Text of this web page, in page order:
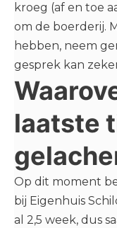
kroeg (af en toe
om de boerderij.
hebben, neem
gesprek kan
laatste
Op dit moment
bij Eigenhuis
al 2,5 week, dus